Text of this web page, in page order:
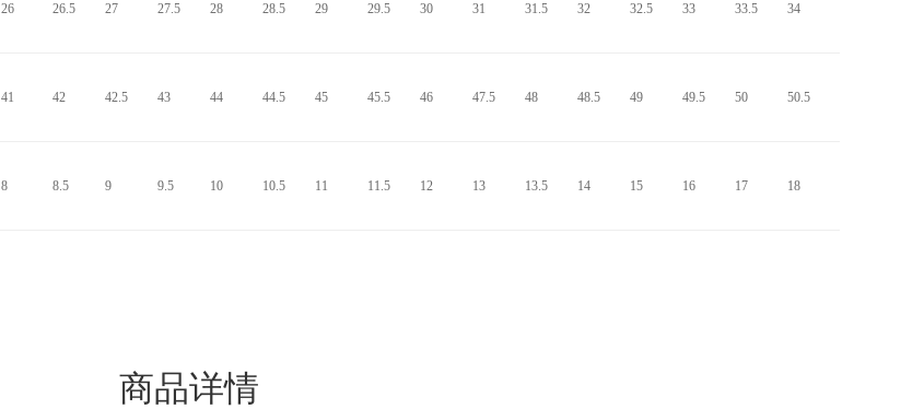
26 26.5 27 27.5 28 28.5 29 29.5 30 31 31.5 32 32.5 33 33.5 34
41 42 42.5 43 44 44.5 45 45.5 46 47.5 48 48.5 49 49.5 50 50.5
8 8.5 9 9.5 10 10.5 11 11.5 12 13 13.5 14 15 16 17 18
商品详情